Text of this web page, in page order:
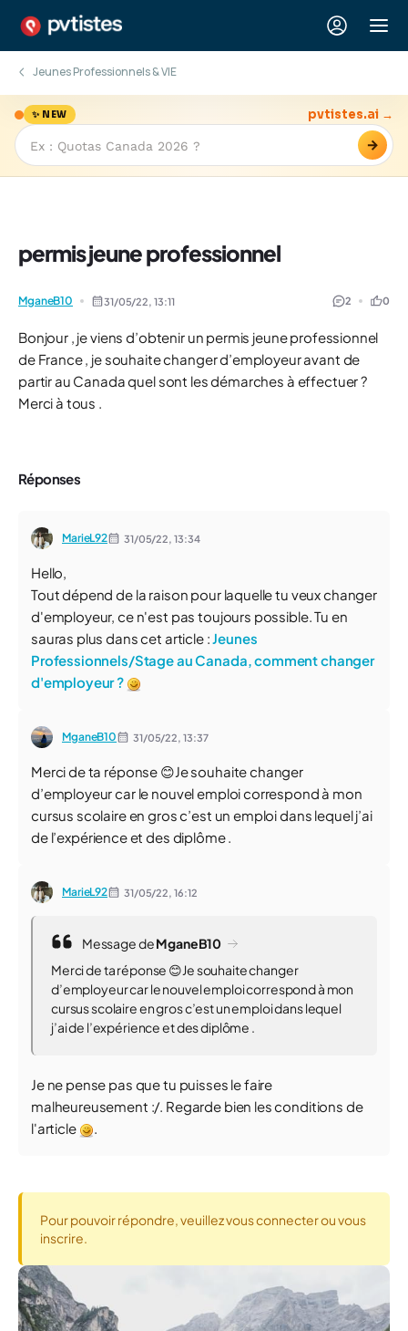
Jeunes Professionnels & VIE
✨ NEW
→
pvtistes.ai →
permis jeune professionnel
MganeB10 31/05/22, 13:11 2 0
Bonjour , je viens d’obtenir un permis jeune professionnel
de France , je souhaite changer d’employeur avant de
partir au Canada quel sont les démarches à effectuer ?
Merci à tous .
Réponses
MarieL92 31/05/22, 13:34
Hello,
Tout dépend de la raison pour laquelle tu veux changer
d'employeur, ce n'est pas toujours possible. Tu en
sauras plus dans cet article :Jeunes
Professionnels/Stage au Canada, comment changer
d'employeur ?
MganeB10 31/05/22, 13:37
Merci de ta réponse 😊Je souhaite changer
d’employeur car le nouvel emploi correspond à mon
cursus scolaire en gros c’est un emploi dans lequel j’ai
de l’expérience et des diplôme .
MarieL92 31/05/22, 16:12
Message deMganeB10
Merci de ta réponse 😊Je souhaite changer
d’employeur car le nouvel emploi correspond à mon
cursus scolaire en gros c’est un emploi dans lequel
j’ai de l’expérience et des diplôme .
Je ne pense pas que tu puisses le faire
malheureusement :/. Regarde bien les conditions de
l'article
.
Pour pouvoir répondre, veuillez vous connecter ou vous
inscrire.